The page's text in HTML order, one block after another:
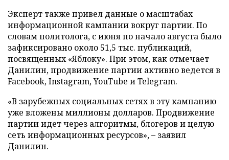
Эксперт также привел данные о масштабах
информационной кампании вокруг партии. По
словам политолога, с июня по начало августа было
зафиксировано около 51,5 тыс. публикаций,
посвященных «Яблоку». При этом, как отмечает
Данилин, продвижение партии активно ведется в
Facebook, Instagram, YouTube и Telegram.
«В зарубежных социальных сетях в эту кампанию
уже вложены миллионы долларов. Продвижение
партии идет через алгоритмы, блогеров и целую
сеть информационных ресурсов», – заявил
Данилин.